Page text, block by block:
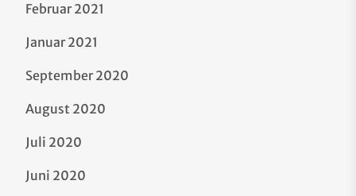
Februar 2021
Januar 2021
September 2020
August 2020
Juli 2020
Juni 2020